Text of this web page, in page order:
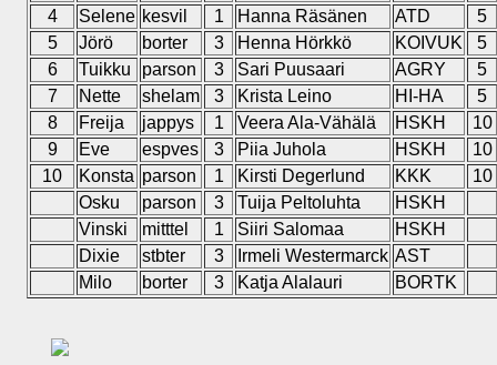
4
Selene kesvil 1 Hanna Räsänen ATD
5
5
Jörö borter 3 Henna Hörkkö KOIVUK
5
6
Tuikku parson 3 Sari Puusaari AGRY
5
7
Nette shelam 3 Krista Leino HI-HA
5
8
Freija jappys 1 Veera Ala-Vähälä HSKH
10
9
Eve espves 3 Piia Juhola HSKH
10
10
Konsta parson 1 Kirsti Degerlund KKK
10
Osku
parson 3 Tuija Peltoluhta
HSKH
Vinski
mitttel 1 Siiri Salomaa
HSKH
Dixie
stbter 3 Irmeli Westermarck AST
Milo
borter 3 Katja Alalauri BORTK